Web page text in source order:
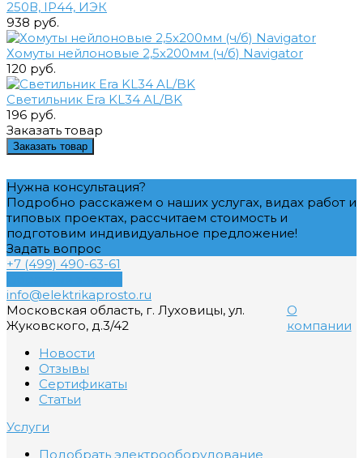
250В, IP44, ИЭК
938 руб.
Хомуты нейлоновые 2,5х200мм (ч/б) Navigator
120 руб.
Светильник Era KL34 AL/BK
196 руб.
Заказать товар
Заказать товар
Нужна консультация?
Подробно расскажем о наших услугах, видах работ и
типовых проектах, рассчитаем стоимость и
подготовим индивидуальное предложение!
Задать вопрос
+7 (499) 490-63-61
info@elektrikaprosto.ru
Московская область, г. Луховицы, ул.
Жуковского, д.3/42
О
компании
Новости
Отзывы
Сертификаты
Статьи
Услуги
Подобрать электрооборудование